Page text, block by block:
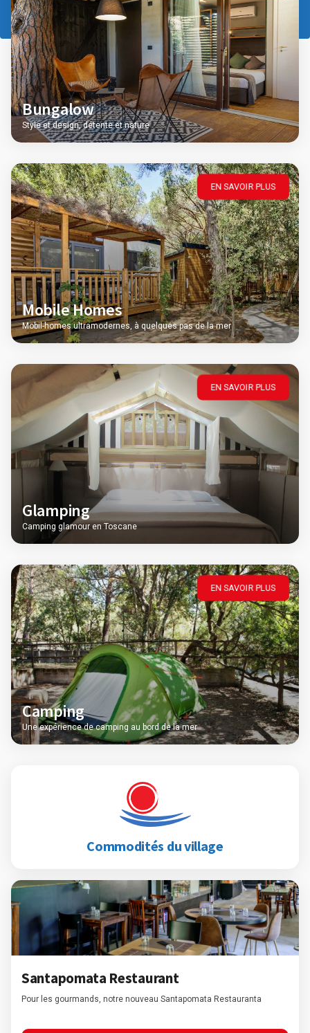
Bungalow
Style et design, détente et nature
EN SAVOIR PLUS
Mobile Homes
Mobil-homes ultramodernes, à quelques pas de la mer
EN SAVOIR PLUS
Glamping
Camping glamour en Toscane
EN SAVOIR PLUS
Camping
Une expérience de camping au bord de la mer
Commodités du village
Santapomata Restaurant
Pour les gourmands, notre nouveau Santapomata Restauranta